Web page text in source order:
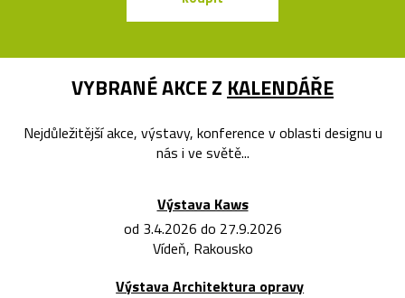
VYBRANÉ AKCE Z KALENDÁŘE
Nejdůležitější akce, výstavy, konference v oblasti designu u
nás i ve světě...
Výstava Kaws
od 3.4.2026 do 27.9.2026
Vídeň, Rakousko
Výstava Architektura opravy